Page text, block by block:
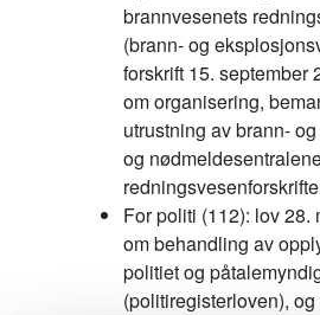
brannvesenets
(brann- og
forskrift 15. september
om organisering,
utrustning av brann-
og
For politi (112): lov 28.
om behandling av
politiet og
(politiregisterloven), og